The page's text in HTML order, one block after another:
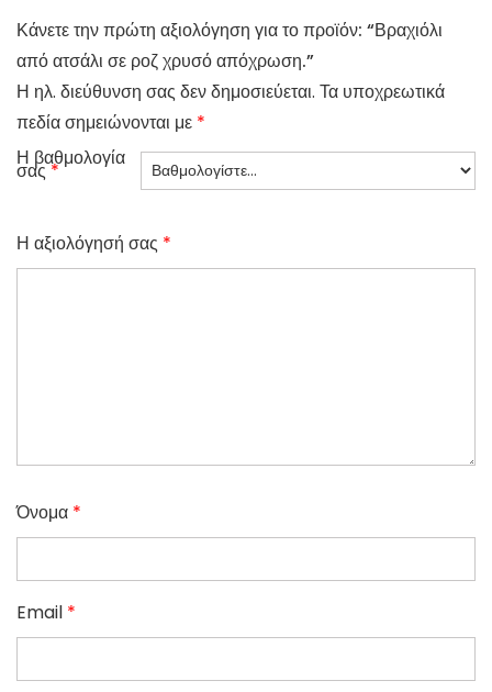
Κάνετε την πρώτη αξιολόγηση για το προϊόν: “Βραχιόλι
από ατσάλι σε ροζ χρυσό απόχρωση.”
Η ηλ. διεύθυνση σας δεν δημοσιεύεται. Τα υποχρεωτικά
πεδία σημειώνονται με *
Η βαθμολογία
σας*
Η αξιολόγησή σας *
Όνομα *
Email *